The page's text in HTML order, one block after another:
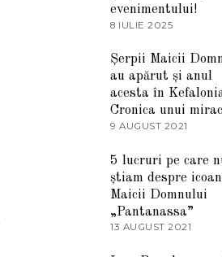
evenimentului!
8 IULIE 2025
U
L
I
2
0
Șerpii Maicii
au apărut și anul
acesta în
Cronica unui
9 AUGUST 2021
A
R
T
I
2
5 lucruri pe care
știam despre
Maicii Domnului
„Pantanassa”
13 AUGUST 2021